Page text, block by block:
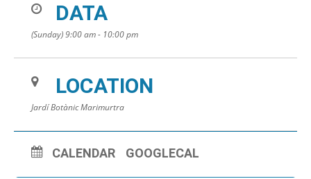
DATA
(Sunday) 9:00 am - 10:00 pm
LOCATION
Jardí Botànic Marimurtra
CALENDAR GOOGLECAL